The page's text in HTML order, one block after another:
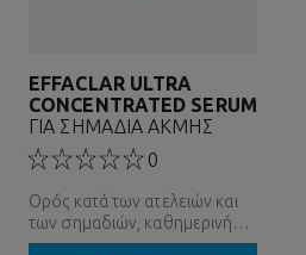
EFFACLAR ULTRA
CONCENTRATED SERUM
ΓΙΑ ΣΗΜΑΔΙΑ ΑΚΜΗΣ
0
Ορός κατά των ατελειών και
των σημαδιών, καθημερινή
απολέπιση